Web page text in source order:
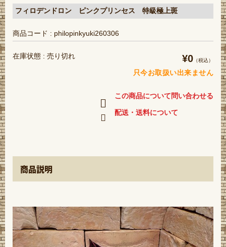
フィロデンドロン ピンクプリンセス 特級極上斑
商品コード : philopinkyuki260306
在庫状態 : 売り切れ ¥0 （税込）
只今お取扱い出来ません
この商品について問い合わせる
配送・送料について
商品説明